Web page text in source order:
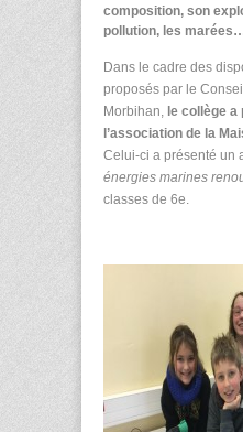
composition, son
pollution, les
Dans le cadre des
proposés par le
Morbihan, le collège
l’association de la
Celui-ci a présenté un
énergies marines
classes de 6e.